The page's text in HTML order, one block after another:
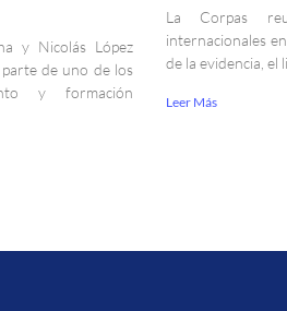
y Nicolás López
de uno de los
y formación
La Corpas
internacionales
de la evidencia, el
Leer Más